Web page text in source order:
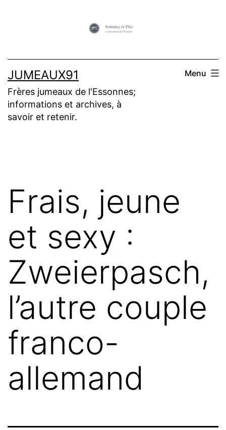
JUMEAUX91
Frères jumeaux de l'Essonnes;
informations et archives, à
savoir et retenir.
Menu
Frais, jeune
et sexy :
Zweierpasch,
l’autre couple
franco-
allemand